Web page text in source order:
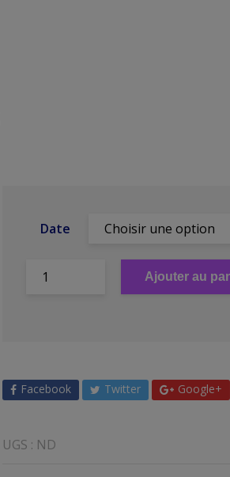
Date
Ajouter au
Facebook Twitter Google+
UGS : ND